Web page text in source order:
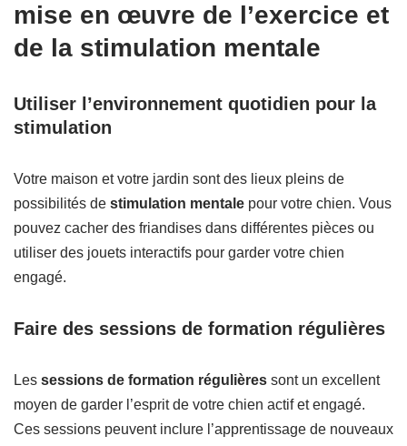
mise en œuvre de l’exercice et
de la stimulation mentale
Utiliser l’environnement quotidien pour la
stimulation
Votre maison et votre jardin sont des lieux pleins de
possibilités de stimulation mentale pour votre chien. Vous
pouvez cacher des friandises dans différentes pièces ou
utiliser des jouets interactifs pour garder votre chien
engagé.
Faire des sessions de formation régulières
Les sessions de formation régulières sont un excellent
moyen de garder l’esprit de votre chien actif et engagé.
Ces sessions peuvent inclure l’apprentissage de nouveaux